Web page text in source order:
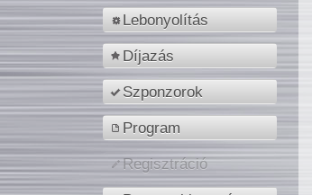
Lebonyolítás
Díjazás
Szponzorok
Program
Regisztráció